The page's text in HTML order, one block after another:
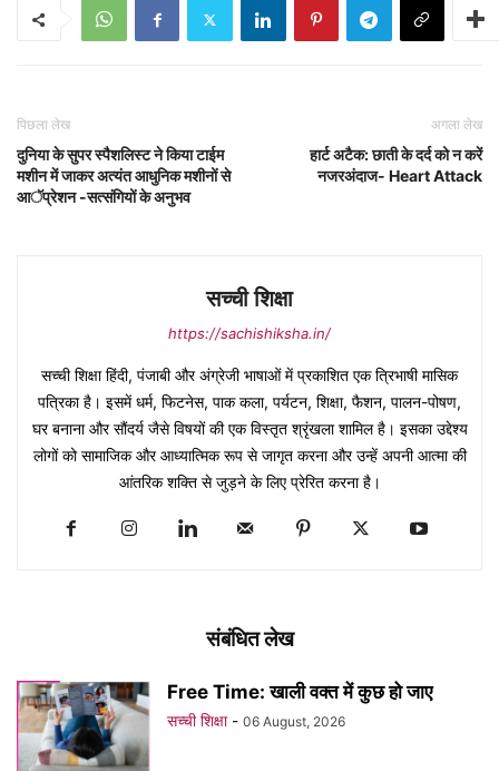
पिछला लेख
दुनिया के सुपर स्पैशलिस्ट ने किया टाईम
मशीन में जाकर अत्यंत आधुनिक मशीनों से
आॅप्रेशन -सत्संगियों के अनुभव
अगला लेख
हार्ट अटैक: छाती के दर्द को न करें
नजरअंदाज- Heart Attack
सच्ची शिक्षा
https://sachishiksha.in/
सच्ची शिक्षा हिंदी, पंजाबी और अंग्रेजी भाषाओं में प्रकाशित एक त्रिभाषी मासिक
पत्रिका है। इसमें धर्म, फिटनेस, पाक कला, पर्यटन, शिक्षा, फैशन, पालन-पोषण,
घर बनाना और सौंदर्य जैसे विषयों की एक विस्तृत श्रृंखला शामिल है। इसका उद्देश्य
लोगों को सामाजिक और आध्यात्मिक रूप से जागृत करना और उन्हें अपनी आत्मा की
आंतरिक शक्ति से जुड़ने के लिए प्रेरित करना है।
संबंधित लेख
Free Time: खाली वक्त में कुछ हो जाए
सच्ची शिक्षा - 06 August, 2026